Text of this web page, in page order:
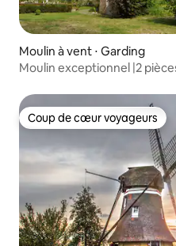
Moulin à vent ⋅ Garding
Moulin exceptionnel |2
Coup de cœur voyageurs
Coup de cœur voyageurs